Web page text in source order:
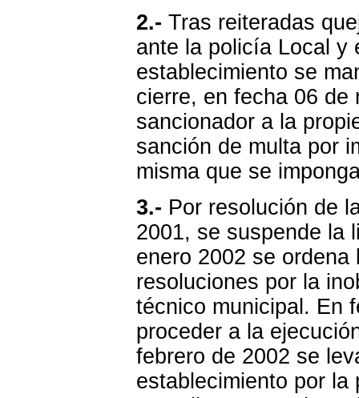
2.- Tras reiteradas
ante la policía Local y
establecimiento se
cierre, en fecha 06 de
sancionador a la
sanción de multa por
misma que se
3.- Por resolución de
2001, se suspende la
enero 2002 se
resoluciones por la
técnico municipal. En
proceder a la
febrero de 2002 se
establecimiento por